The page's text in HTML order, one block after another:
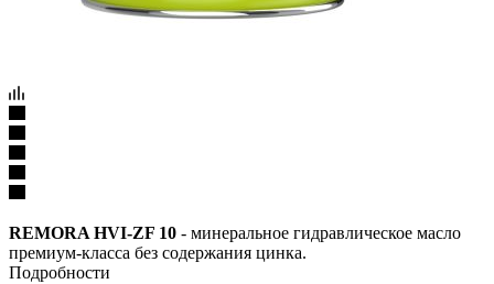
REMORA HVI-ZF 10 - минеральное гидравлическое масло
премиум-класса без содержания цинка.
Подробности